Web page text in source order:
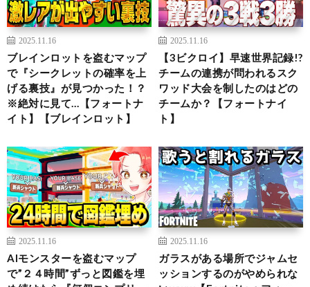
2025.11.16
ブレインロットを盗むマップ
で『シークレットの確率を上
げる裏技』が見つかった！？
※絶対に見て…【フォートナ
イト】【ブレインロット】
2025.11.16
【3ビクロイ】早速世界記録!?
チームの連携が問われるスク
ワッド大会を制したのはどの
チームか？【フォートナイ
ト】
2025.11.16
AIモンスターを盗むマップ
で”２４時間”ずっと図鑑を埋
2025.11.16
ガラスがある場所でジャムセ
ッションするのがやめられな